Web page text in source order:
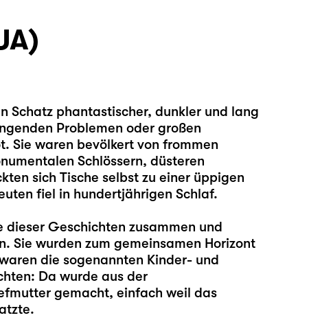
Schatz phantastischer, dunkler und lang
Problemen oder großen
Sie waren bevölkert von frommen
Schlössern, düsteren
sich Tische selbst zu einer üppigen
fiel in hundertjährigen Schlaf.
Geschichten zusammen und
Sie wurden zum gemeinsamen Horizont
die sogenannten Kinder- und
Da wurde aus der
gemacht, einfach weil das